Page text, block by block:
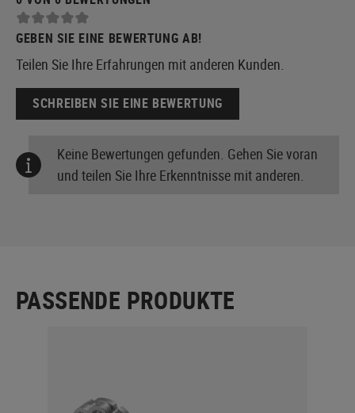
GEBEN SIE EINE BEWERTUNG AB!
Teilen Sie Ihre Erfahrungen mit anderen Kunden.
SCHREIBEN SIE EINE BEWERTUNG
Keine Bewertungen gefunden. Gehen Sie voran
und teilen Sie Ihre Erkenntnisse mit anderen.
PASSENDE PRODUKTE